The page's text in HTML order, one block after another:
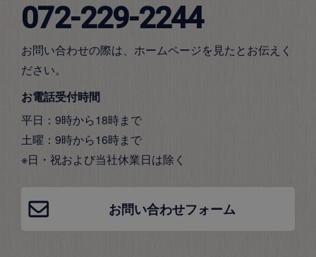
072-229-2244
お問い合わせの際は、ホームページを見たとお伝えく
ださい。
お電話受付時間
平日：9時から18時まで
土曜：9時から16時まで
※日・祝および当社休業日は除く
お問い合わせフォーム